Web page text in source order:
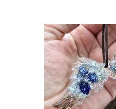
Dostupnost:
Vyprodáno
10434